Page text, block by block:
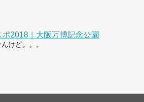
2018｜大阪万博記念公園
けど。。。